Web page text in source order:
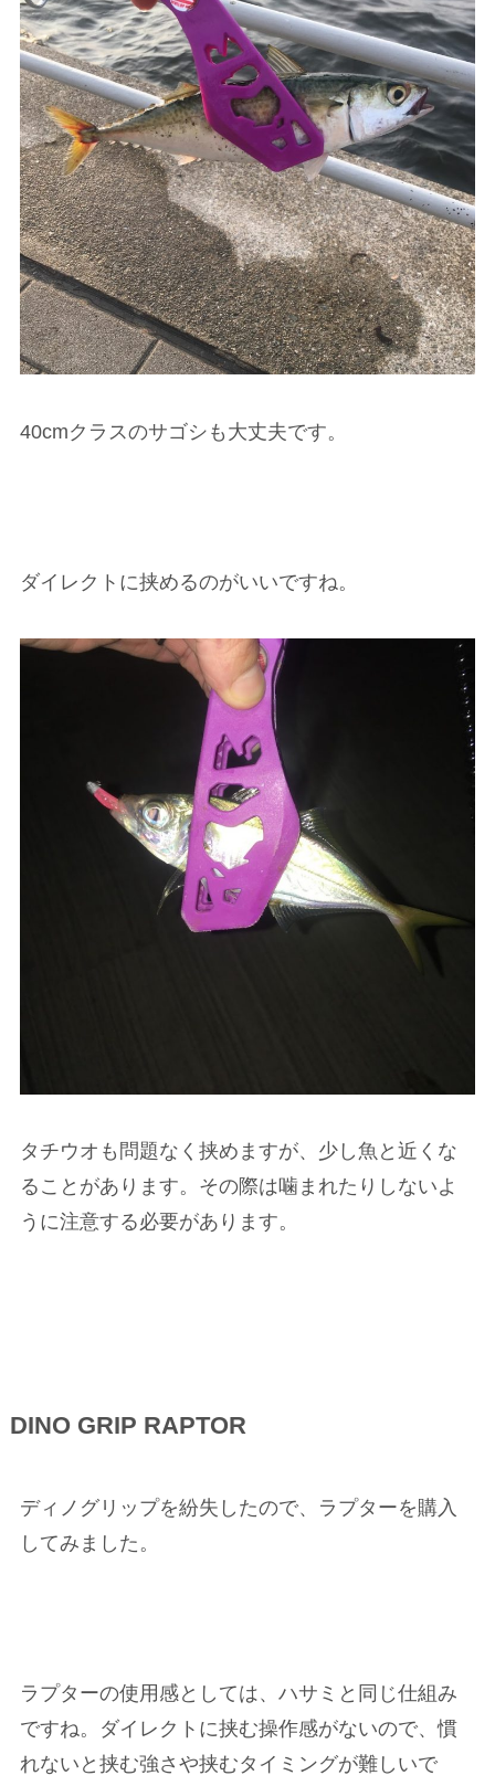
40cmクラスのサゴシも大丈夫です。
ダイレクトに挟めるのがいいですね。
タチウオも問題なく挟めますが、少し魚と近くな
ることがあります。その際は噛まれたりしないよ
うに注意する必要があります。
DINO GRIP RAPTOR
ディノグリップを紛失したので、ラプターを購入
してみました。
ラプターの使用感としては、ハサミと同じ仕組み
ですね。ダイレクトに挟む操作感がないので、慣
れないと挟む強さや挟むタイミングが難しいで